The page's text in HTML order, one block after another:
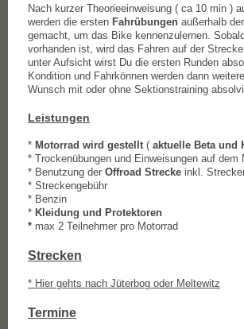
Nach kurzer Theorieeinweisung ( ca 10 min )
werden die ersten Fahrübungen außerhalb
gemacht, um das Bike kennenzulernen.
vorhanden ist, wird das Fahren auf der
unter Aufsicht wirst Du die ersten Runden
Kondition und Fahrkönnen werden dann
Wunsch mit oder ohne Sektionstraining
Leistungen
* Motorrad wird gestellt ( aktuelle Beta und
* Trockenübungen und Einweisungen auf dem
* Benutzung der Offroad Strecke inkl.
* Streckengebühr
* Benzin
* Kleidung und Protektoren
* max 2 Teilnehmer pro Motorrad
Strecken
* Hier gehts nach Jüterbog oder Meltewitz
Termine